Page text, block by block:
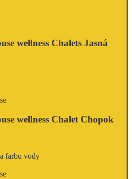
wellness Chalets Jasná
wellness Chalet Chopok
farbu vody